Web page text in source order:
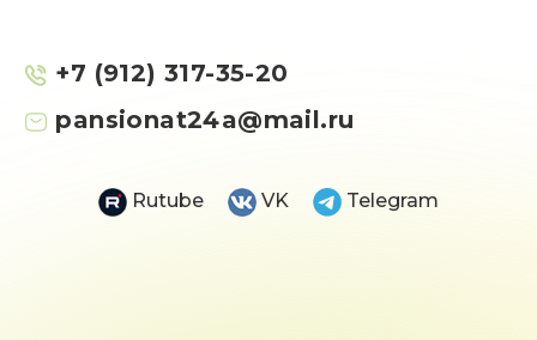
+7 (912) 317-35-20
pansionat24a@mail.ru
Rutube VK Telegram